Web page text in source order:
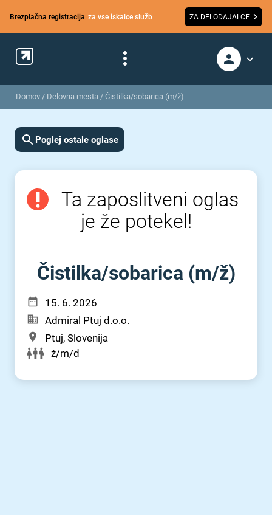
Brezplačna registracija za vse iskalce služb ZA DELODAJALCE
Domov / Delovna mesta / Čistilka/sobarica (m/ž)
Poglej ostale oglase
Ta zaposlitveni oglas
je že potekel!
Čistilka⁠/⁠sobarica (m⁠/⁠ž)
15. 6. 2026
Admiral Ptuj d.o.o.
Ptuj, Slovenija
ž/m/d